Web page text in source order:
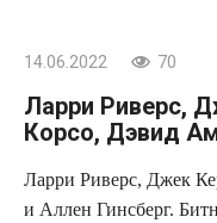
14.06.2022 70
Ларри Риверс,
Корсо, Дэвид
Ларри Риверс, Джек
и Аллен Гинсберг.